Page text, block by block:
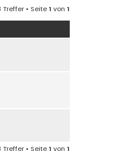
• Seite1 von 1
• Seite1 von 1